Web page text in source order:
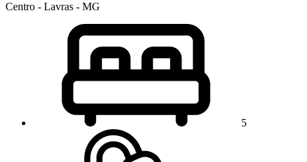
Centro - Lavras - MG
5